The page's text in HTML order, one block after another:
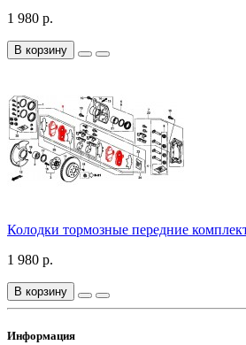
1 980 р.
В корзину
Колодки тормозные передние
1 980 р.
В корзину
Информация